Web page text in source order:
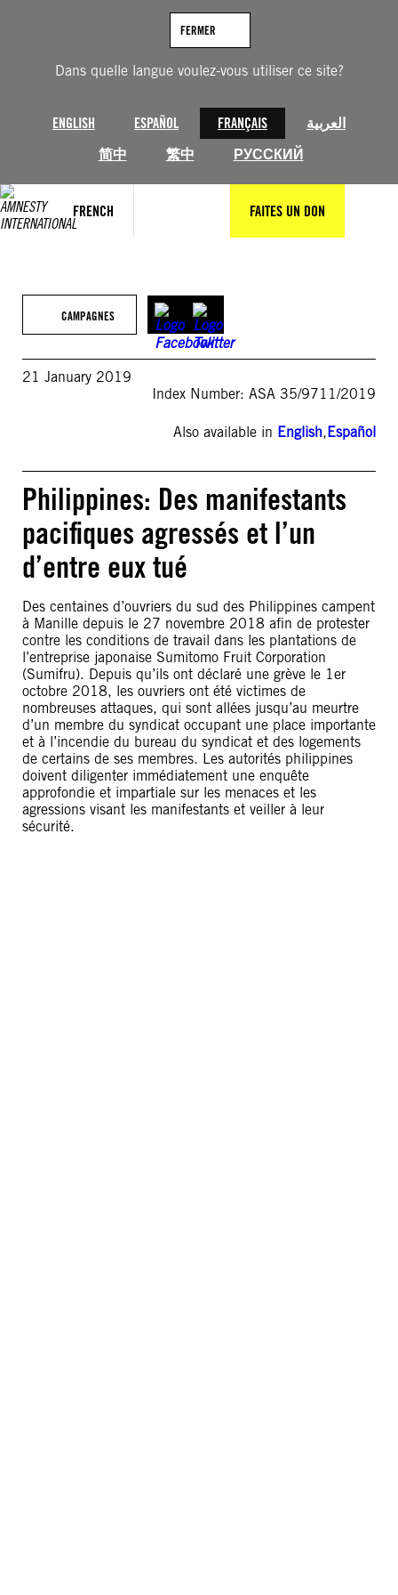
Dans quelle langue voulez-vous utiliser ce site?
ENGLISH ESPAÑOL FRANÇAIS
العربية
简中
繁中 РУССКИЙ
FERMER
FRENCH FAITES UN DON
CAMPAGNES
21 January 2019
Index Number: ASA 35/9711/2019
Also available in English,Español
Philippines: Des manifestants
pacifiques agressés et l’un
d’entre eux tué
Des centaines d’ouvriers du sud des Philippines campent
à Manille depuis le 27 novembre 2018 afin de protester
contre les conditions de travail dans les plantations de
l’entreprise japonaise Sumitomo Fruit Corporation
(Sumifru). Depuis qu’ils ont déclaré une grève le 1er
octobre 2018, les ouvriers ont été victimes de
nombreuses attaques, qui sont allées jusqu’au meurtre
d’un membre du syndicat occupant une place importante
et à l’incendie du bureau du syndicat et des logements
de certains de ses membres. Les autorités philippines
doivent diligenter immédiatement une enquête
approfondie et impartiale sur les menaces et les
agressions visant les manifestants et veiller à leur
sécurité.